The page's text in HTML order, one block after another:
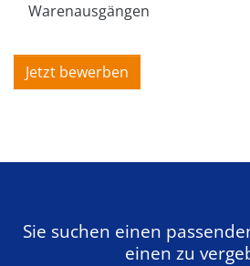
Warenausgängen
Jetzt bewerben
Sie suchen einen
einen zu